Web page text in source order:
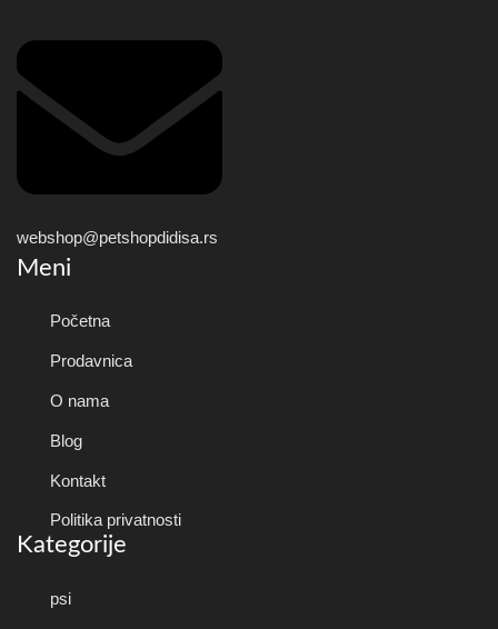
webshop@petshopdidisa.rs
Meni
Početna
Prodavnica
O nama
Blog
Kontakt
Politika privatnosti
Kategorije
psi